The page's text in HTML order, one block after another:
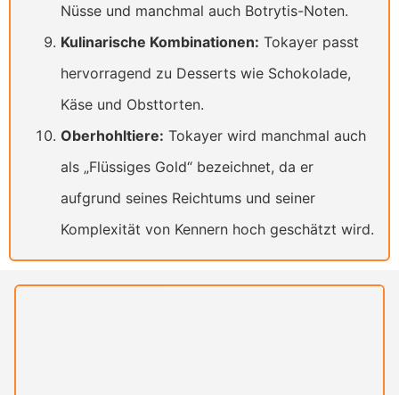
Nüsse und manchmal auch Botrytis-Noten.
Kulinarische Kombinationen: Tokayer passt
hervorragend zu Desserts wie Schokolade,
Käse und Obsttorten.
Oberhohltiere: Tokayer wird manchmal auch
als „Flüssiges Gold“ bezeichnet, da er
aufgrund seines Reichtums und seiner
Komplexität von Kennern hoch geschätzt wird.